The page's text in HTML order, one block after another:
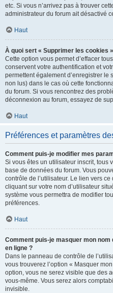
etc. Si vous n’arrivez pas à trouver
administrateur du forum ait désactivé
Haut
À quoi sert « Supprimer les cookies
Cette option vous permet d’effacer
conservent votre authentification et
permettent également d’enregistrer le
non lus) dans le cas où cette
du forum. Si vous rencontrez des
déconnexion au forum, essayez de
Haut
Préférences et paramètres
Comment puis-je modifier mes
Si vous êtes un utilisateur inscrit, tous
base de données du forum. Vous
contrôle de l’utilisateur. Le lien vers
cliquant sur votre nom d’utilisateur
système vous permettra de modifier
préférences.
Haut
Comment puis-je masquer mon
en ligne ?
Dans le panneau de contrôle de
vous trouverez l’option « Masquer
option, vous ne serez visible que des
vous-même. Vous serez alors
invisible.